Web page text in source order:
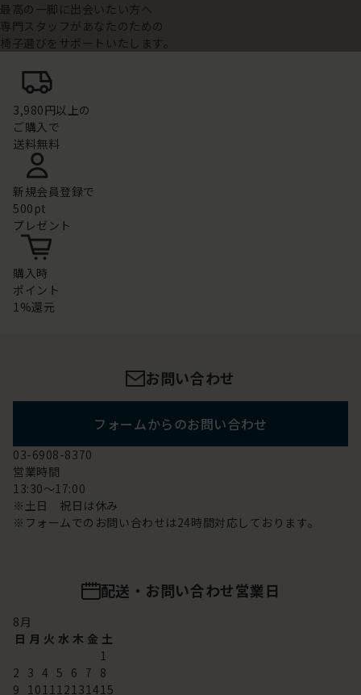
最高の一脚に出会いたい方へ
専門スタッフがあなたのための
椅子選びをサポートいたします。
3,980円以上の
ご購入で
送料無料
新規会員登録で
500pt
プレゼント
購入時
ポイント
1%還元
お問い合わせ
フォームからのお問い合わせ
03-6908-8370
営業時間
13:30～17:00
※土日 祝日は休み
※フォームでのお問い合わせは24時間対応しております。
配送・お問い合わせ営業日
8月
日 月 火 水 木 金 土
1
2 3 4 5 6 7 8
9 101112131415